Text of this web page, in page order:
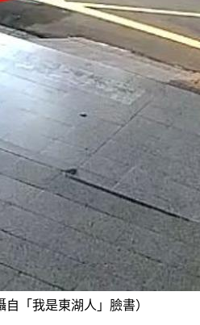
「我是東湖人」臉書）